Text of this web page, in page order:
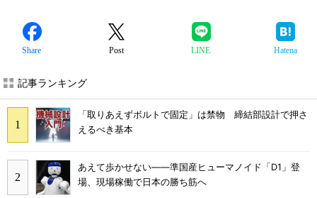
Share Post LINE Hatena
記事ランキング
「取りあえずボルトで固定」は禁物 締結部設計で押さ
えるべき基本
あえて歩かせない――準国産ヒューマノイド「D1」登
場、現場稼働で日本の勝ち筋へ